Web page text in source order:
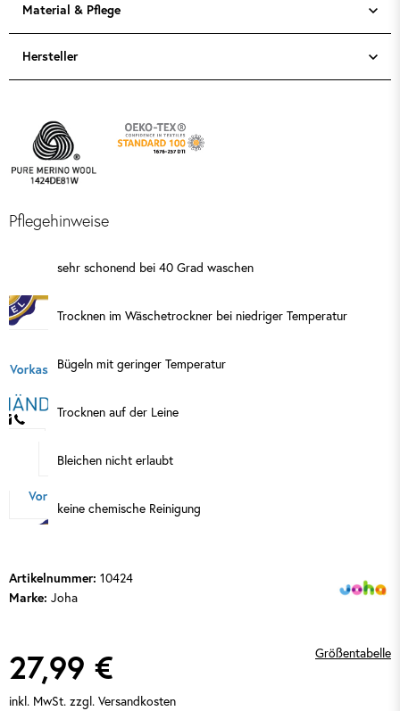
Material & Pflege
Hersteller
Pflegehinweise
sehr schonend bei 40 Grad waschen
Trocknen im Wäschetrockner bei niedriger Temperatur
Bügeln mit geringer Temperatur
Trocknen auf der Leine
Bleichen nicht erlaubt
keine chemische Reinigung
Artikelnummer: 10424
Marke: Joha
Größentabelle
27,99 €
inkl. MwSt. zzgl. Versandkosten